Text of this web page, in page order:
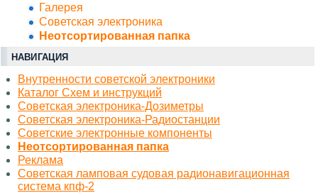
Галерея
Советская электроника
Неотсортированная папка
НАВИГАЦИЯ
Внутренности советской электроники
Каталог Схем и инструкций
Советская электроника-Дозиметры
Советская электроника-Радиостанции
Советские электронные компоненты
Неотсортированная папка
Реклама
Советская ламповая судовая радионавигационная
система кпф-2